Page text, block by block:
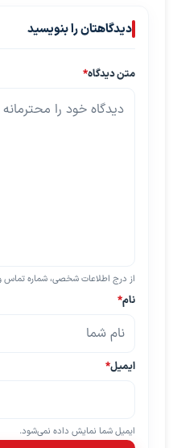
دیدگاهتان را بنویسید
متن دیدگاه*
از درج اطلاعات شخصی، شماره تماس
نام*
ایمیل*
ایمیل شما نمایش داده نمی‌شود.